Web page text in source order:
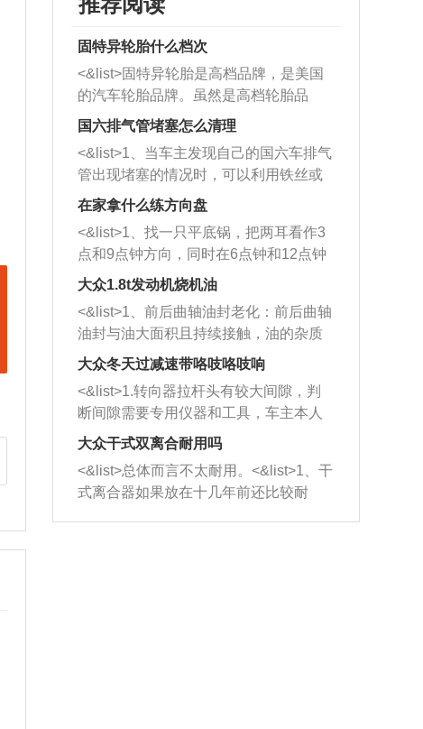
固特异轮胎什么档次
<&list>固特异轮胎是高档品牌，是美国
的汽车轮胎品牌。虽然是高档轮胎品
牌，但是中高低端的轮胎都有生产，这
也是为了更好的开拓市场。
国六排气管堵塞怎么清理
<&list>1、当车主发现自己的国六车排气
管出现堵塞的情况时，可以利用铁丝或
者是细棍，直接将杂物给取出来，如果
堵塞情况比较严重，也可以采取应急措
施。 <&list>2、直接利用木棍将所有的
杂物推到排气管里面的位置处，然后将
三元催化器拆解开，就可以将堵塞的东
西取出来。但如果是因为积碳过多引起
的堵塞，就需要将三元催化器泡在草酸
洗剂对堵塞的情况得到解决，将清洗剂
放在燃油箱中，与燃油混合后，车辆启
动时，就可以和汽油一起进入到燃烧
室，最后形成废气排出，就可以让三元
催化器得到清洗，排气管堵塞的情况就
能够得到解决。
在家拿什么练方向盘
<&list>1、找一只平底锅，把两耳看作3
点和9点钟方向，同时在6点钟和12点钟
方向做一个标记。 <&list>2、双手握住
一圈半的练习，往右同样也要打相同的
圈数。 <&list>3、最后强调要反复练
习，这样就可以形成肌肉记忆，在真实
驾驶车辆时，不需要记忆也能打好方
向。
大众1.8t发动机烧机油
<&list>1、前后曲轴油封老化：前后曲轴
油封与油大面积且持续接触，油的杂质
和发动机内持续温度变化使其密封效果
逐渐减弱，导致渗油或漏油。<&list>2、
活塞间隙过大：积碳会使活塞环与缸体
的间隙扩大，导致机油流入燃烧室中，
造成烧机油。<&list>3、机油粘度。使用
机油粘度过小的话，同样会有烧机油现
象，机油粘度过小具有很好的流动性，
大众冬天过减速带咯吱咯吱响
<&list>1.转向器拉杆头有较大间隙，判
断间隙需要专用仪器和工具，车主本人
无法制作，需要将车辆送到修理厂或4s
店；<&list>2.车辆半轴套管防尘罩破
裂，破裂后会出现漏油现象，使半轴磨
损严重，磨损的半轴容易损坏，产生异
响；<&list>3.稳定器的转向胶套和球头
大众干式双离合耐用吗
<&list>总体而言不太耐用。<&list>1、干
式离合器如果放在十几年前还比较耐